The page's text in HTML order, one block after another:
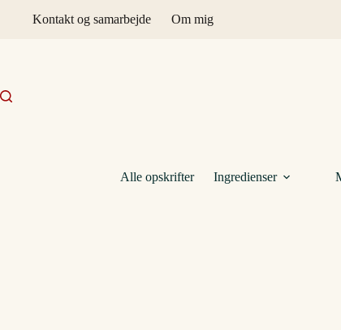
Kontakt og samarbejde Om mig
Alle opskrifter Ingredienser